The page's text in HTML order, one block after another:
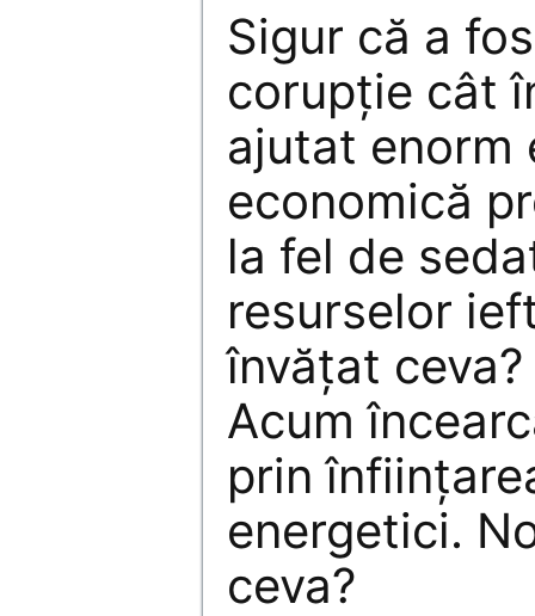
Sigur că a
corupţie cât
ajutat enorm
economică
la fel de
resurselor
învăţat
Acum
prin
energetici.
ceva?